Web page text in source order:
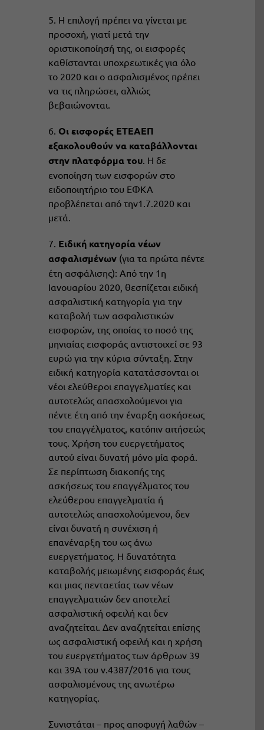
5. Η επιλογή πρέπει να γίνεται με
προσοχή, γιατί μετά την
οριστικοποίησή της, οι εισφορές
καθίστανται υποχρεωτικές για όλο
το 2020 και ο ασφαλισμένος πρέπει
να τις πληρώσει, αλλιώς
βεβαιώνονται.
6. Οι εισφορές ΕΤΕΑΕΠ
εξακολουθούν να καταβάλλονται
στην πλατφόρμα του. Η δε
ενοποίηση των εισφορών στο
ειδοποιητήριο του ΕΦΚΑ
προβλέπεται από την1.7.2020 και
μετά.
7. Ειδική κατηγορία νέων
ασφαλισμένων(για τα πρώτα πέντε
έτη ασφάλισης): Από την 1η
Ιανουαρίου 2020, θεσπίζεται ειδική
ασφαλιστική κατηγορία για την
καταβολή των ασφαλιστικών
εισφορών, της οποίας το ποσό της
μηνιαίας εισφοράς αντιστοιχεί σε 93
ευρώ για την κύρια σύνταξη. Στην
ειδική κατηγορία κατατάσσονται οι
νέοι ελεύθεροι επαγγελματίες και
αυτοτελώς απασχολούμενοι για
πέντε έτη από την έναρξη ασκήσεως
του επαγγέλματος, κατόπιν αιτήσεώς
τους. Χρήση του ευεργετήματος
αυτού είναι δυνατή μόνο μία φορά.
Σε περίπτωση διακοπής της
ασκήσεως του επαγγέλματος του
ελεύθερου επαγγελματία ή
αυτοτελώς απασχολούμενου, δεν
είναι δυνατή η συνέχιση ή
επανέναρξη του ως άνω
ευεργετήματος. Η δυνατότητα
καταβολής μειωμένης εισφοράς έως
και μιας πενταετίας των νέων
επαγγελματιών δεν αποτελεί
ασφαλιστική οφειλή και δεν
αναζητείται. Δεν αναζητείται επίσης
ως ασφαλιστική οφειλή και η χρήση
του ευεργετήματος των άρθρων 39
και 39Α του ν.4387/2016 για τους
ασφαλισμένους της ανωτέρω
κατηγορίας.
Συνιστάται – προς αποφυγή λαθών –